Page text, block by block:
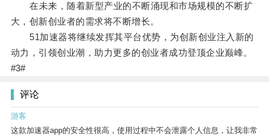
在未来，随着新型产业的不断涌现和市场规模的不断扩
大，创新创业者的需求将不断增长。
51加速器将继续发挥其平台优势，为创新创业注入新的
动力，引领创业潮，助力更多的创业者成功登顶企业巅峰。
#3#
评论
游客
这款加速器app的安全性很高，使用过程中不会泄露个人信息，让我非常